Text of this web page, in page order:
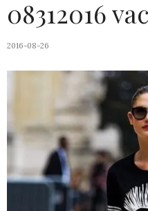
08312016
2016-08-26